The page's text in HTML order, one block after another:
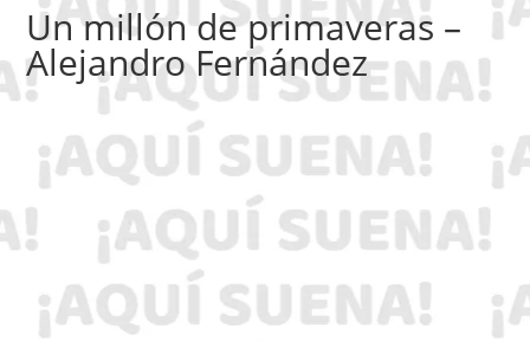
Un millón de primaveras –
Alejandro Fernández